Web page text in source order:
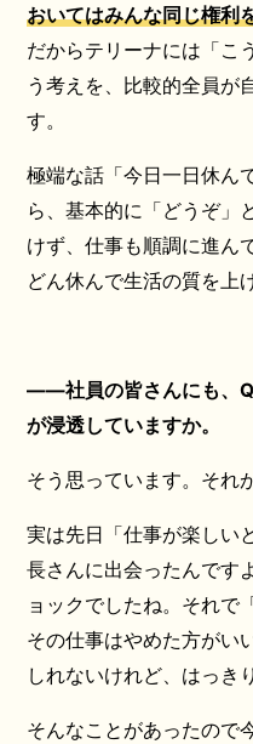
おいてはみんな同じ権利
だからテリーナには「こ
う考えを、比較的全員が
す。
極端な話「今日一日休ん
ら、基本的に「どうぞ」
けず、仕事も順調に進ん
どん休んで生活の質を上
――社員の皆さんにも、
が浸透していますか。
そう思っています。それ
実は先日「仕事が楽しい
長さんに出会ったんです
ョックでしたね。それで
その仕事はやめた方がい
しれないけれど、はっき
そんなことがあったので